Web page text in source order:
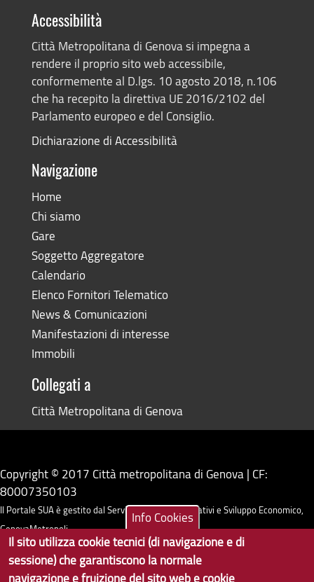
Accessibilità
Città Metropolitana di Genova si impegna a
rendere il proprio sito web accessibile,
conformemente al D.lgs. 10 agosto 2018, n.106
che ha recepito la direttiva UE 2016/2102 del
Parlamento europeo e del Consiglio.
Dichiarazione di Accessibilità
Navigazione
Home
Chi siamo
Gare
Soggetto Aggregatore
Calendario
Elenco Fornitori Telematico
News & Comunicazioni
Manifestazioni di interesse
Immobili
Collegati a
Città Metropolitana di Genova
Copyright © 2017 Città metropolitana di Genova | CF:
80007350103
Il Portale SUA è gestito dal Servizio Sistemi Informativi e Sviluppo Economico,
GenovaMetropoli
Tecnologie e Accessibilità
Info Cookies
Il sito utilizza cookie tecnici (di navigazione e di
sessione) che garantiscono la normale
navigazione e fruizione del sito web e cookie